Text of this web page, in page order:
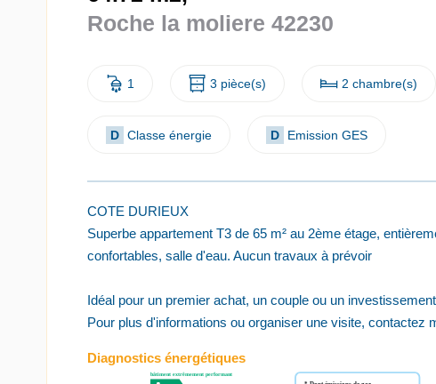
Roche la moliere 42230
1 3 pièce(s) 2 chambre(s)
D Classe énergie D Emission GES
COTE DURIEUX
Superbe appartement T3 de 65 m² au 2ème étage,
confortables, salle d'eau. Aucun travaux à prévoir
Idéal pour un premier achat, un couple ou un
Pour plus d'informations ou organiser une visite, contactez
Diagnostics énergétiques